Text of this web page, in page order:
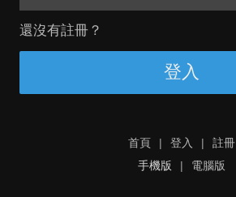
還沒有註冊？
登入
首頁 | 登入 |
註冊
手機版
| 電腦版